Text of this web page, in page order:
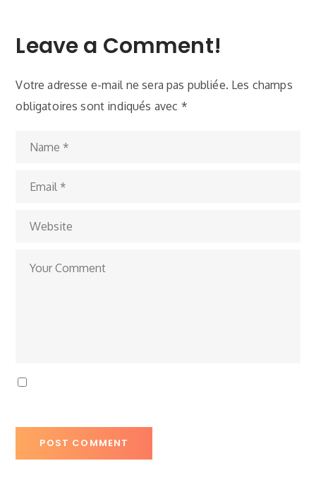
Leave a Comment!
Votre adresse e-mail ne sera pas publiée. Les champs
obligatoires sont indiqués avec *